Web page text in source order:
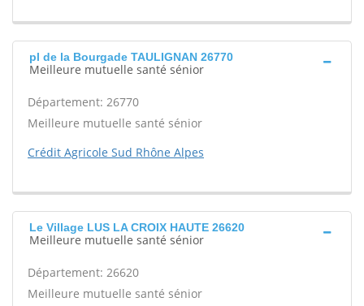
pl de la Bourgade TAULIGNAN 26770
Meilleure mutuelle santé sénior
Département: 26770
Meilleure mutuelle santé sénior
Crédit Agricole Sud Rhône Alpes
Le Village LUS LA CROIX HAUTE 26620
Meilleure mutuelle santé sénior
Département: 26620
Meilleure mutuelle santé sénior